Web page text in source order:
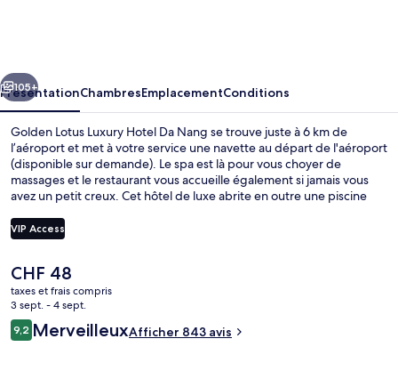
Da
Nang
Suivant
105+
PrésentationChambresEmplacementConditions
Golden Lotus Luxury Hotel Da Nang se trouve juste à 6 km de
l’aéroport et met à votre service une navette au départ de l'aéroport
(disponible sur demande). Le spa est là pour vous choyer de
massages et le restaurant vous accueille également si jamais vous
avez un petit creux. Cet hôtel de luxe abrite en outre une piscine
autres voyageurs ne disent que du bien en ce qui concerne le
personnel attentionné.
VIP Access
Le
prix
actuel
est
de
CHF 48
taxes et frais compris
3 sept. - 4 sept.
Avis
voyageurs
9,29,2 sur 10
MerveilleuxAfficher 843 avis